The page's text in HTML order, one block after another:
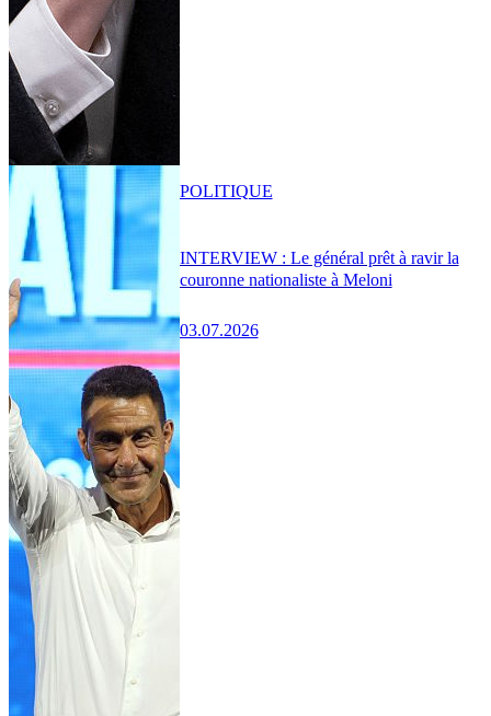
INTERVIEW : Le général prêt à ravir la
couronne nationaliste à Meloni
03.07.2026
POLITIQUE